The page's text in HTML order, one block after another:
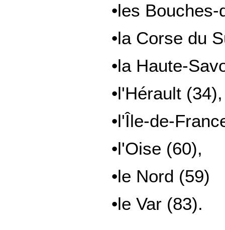
•les
•la Corse du
•la Haute-
•l'Hérault (34),
•l'Île-de-
•l'Oise (60),
•le Nord (59)
•le Var (83).